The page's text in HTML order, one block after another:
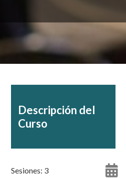
Descripción del
Curso
Sesiones: 3